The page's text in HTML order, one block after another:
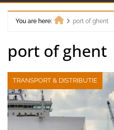
You are here:
port of ghent
port of ghent
TRANSPORT & DISTRIBUTIE